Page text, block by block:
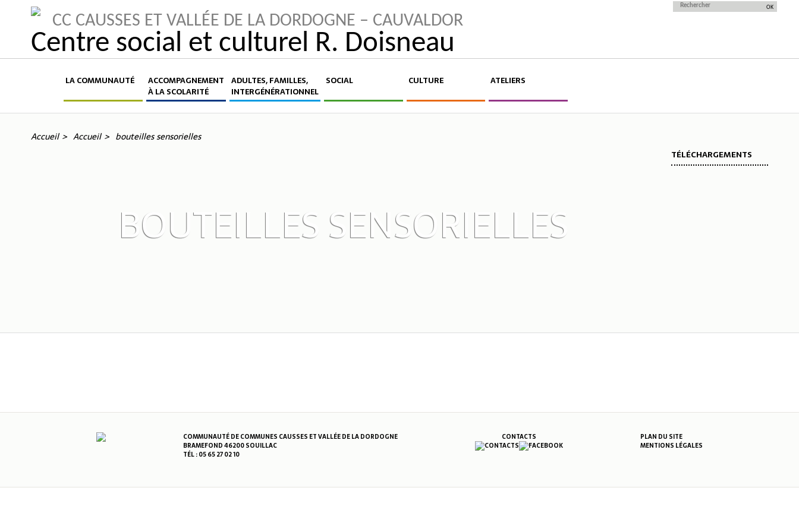
CC CAUSSES ET VALLÉE DE LA DORDOGNE – CAUVALDOR
Centre social et culturel R. Doisneau
LA COMMUNAUTÉ
ACCOMPAGNEMENT
À LA SCOLARITÉ
ADULTES, FAMILLES,
INTERGÉNÉRATIONNEL
SOCIAL CULTURE ATELIERS
Accueil Accueil bouteilles sensorielles
BOUTEILLES SENSORIELLES
TÉLÉCHARGEMENTS
COMMUNAUTÉ DE COMMUNES CAUSSES ET VALLÉE DE LA DORDOGNE
BRAMEFOND 46200 SOUILLAC
TÉL : 05 65 27 02 10
CONTACTS
PLAN DU SITE
MENTIONS LÉGALES